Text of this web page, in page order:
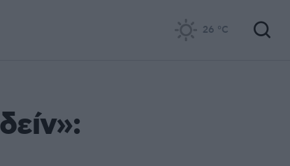
26 °C